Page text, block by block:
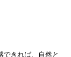
できれば、自然と